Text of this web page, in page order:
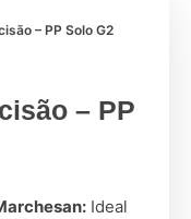
– PP Solo G2
– PP
Ideal